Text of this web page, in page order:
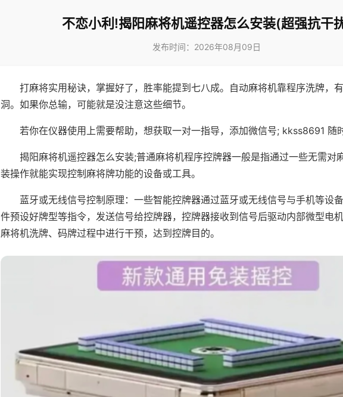
不恋小利!揭阳麻将机遥控器怎么安装(超强抗干
发布时间：2026年08月09日
打麻将实用秘诀，掌握好了，胜率能提到七八成。自动麻将机靠程序洗牌，
洞。如果你总输，可能就是没注意这些细节。
若你在仪器使用上需要帮助，想获取一对一指导，添加微信号; kkss8691 随
揭阳麻将机遥控器怎么安装;普通麻将机程序控牌器一般是指通过一些无需对
装操作就能实现控制麻将牌功能的设备或工具。
蓝牙或无线信号控制原理：一些智能控牌器通过蓝牙或无线信号与手机等设
件预设好牌型等指令，发送信号给控牌器，控牌器接收到信号后驱动内部微型电
麻将机洗牌、码牌过程中进行干预，达到控牌目的。